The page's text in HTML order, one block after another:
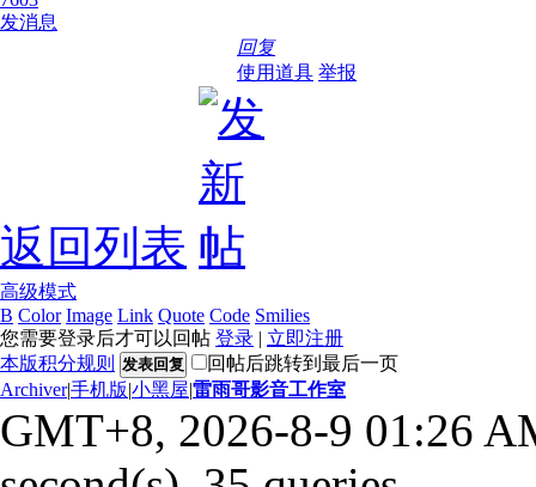
发消息
回复
使用道具 举报
返回列表
高级模式
B Color Image Link Quote Code Smilies
您需要登录后才可以回帖 登录 | 立即注册
本版积分规则
发表回复
回帖后跳转到最后一页
Archiver|手机版|小黑屋|雷雨哥影音工作室
GMT+8, 2026-8-9 01:26